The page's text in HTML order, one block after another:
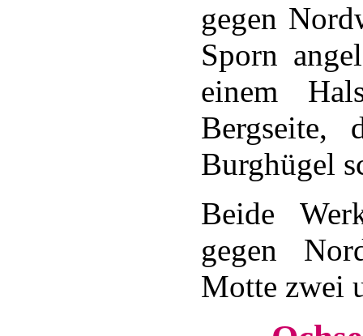
gegen
Sporn
einem
Bergseite,
Burghügel
Beide
gegen
Motte zwei